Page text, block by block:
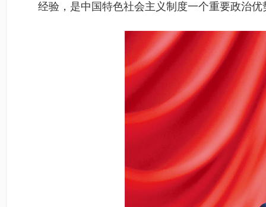
经验，是中国特色社会主义制度一个重要政治